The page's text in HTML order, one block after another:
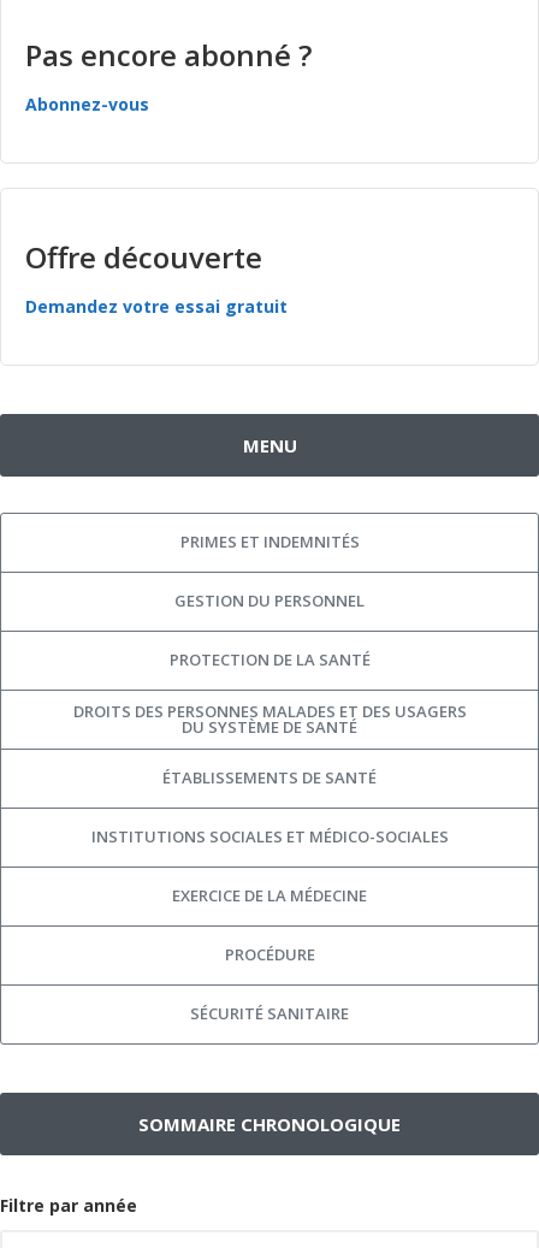
Pas encore abonné ?
Abonnez-vous
Offre découverte
Demandez votre essai gratuit
MENU
PRIMES ET INDEMNITÉS
GESTION DU PERSONNEL
PROTECTION DE LA SANTÉ
DROITS DES PERSONNES MALADES ET DES USAGERS
DU SYSTÈME DE SANTÉ
ÉTABLISSEMENTS DE SANTÉ
INSTITUTIONS SOCIALES ET MÉDICO-SOCIALES
EXERCICE DE LA MÉDECINE
PROCÉDURE
SÉCURITÉ SANITAIRE
SOMMAIRE CHRONOLOGIQUE
Filtre par année